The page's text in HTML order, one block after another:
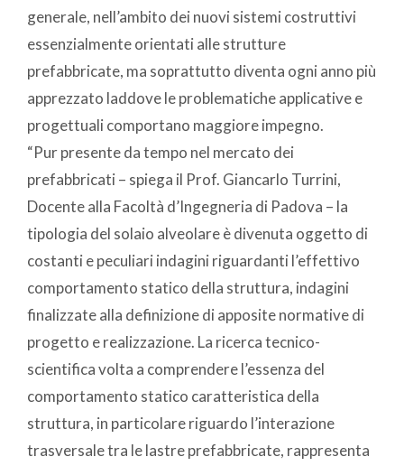
generale, nell’ambito dei nuovi sistemi costruttivi
essenzialmente orientati alle strutture
prefabbricate, ma soprattutto diventa ogni anno più
apprezzato laddove le problematiche applicative e
progettuali comportano maggiore impegno.
“Pur presente da tempo nel mercato dei
prefabbricati – spiega il Prof. Giancarlo Turrini,
Docente alla Facoltà d’Ingegneria di Padova – la
tipologia del solaio alveolare è divenuta oggetto di
costanti e peculiari indagini riguardanti l’effettivo
comportamento statico della struttura, indagini
finalizzate alla definizione di apposite normative di
progetto e realizzazione. La ricerca tecnico-
scientifica volta a comprendere l’essenza del
comportamento statico caratteristica della
struttura, in particolare riguardo l’interazione
trasversale tra le lastre prefabbricate, rappresenta